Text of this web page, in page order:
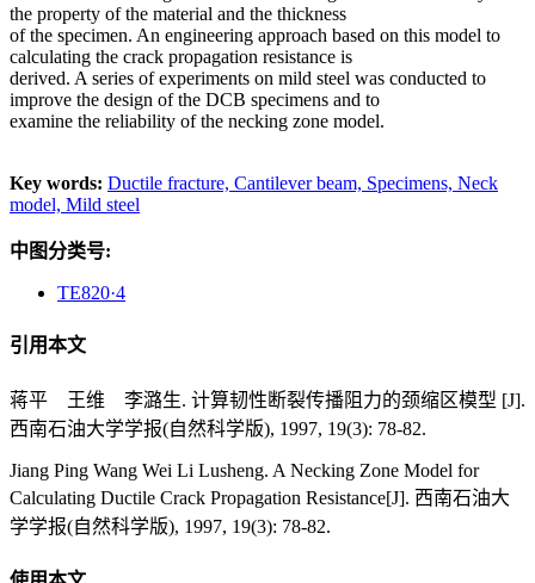
the property of the material and the thickness
of the specimen. An engineering approach based on this model to
calculating the crack propagation resistance is
derived. A series of experiments on mild steel was conducted to
improve the design of the DCB specimens and to
examine the reliability of the necking zone model.
Key words: Ductile fracture, Cantilever beam, Specimens, Neck
model, Mild steel
中图分类号:
TE820·4
引用本文
蒋平 王维 李潞生. 计算韧性断裂传播阻力的颈缩区模型 [J].
西南石油大学学报(自然科学版), 1997, 19(3): 78-82.
Jiang Ping Wang Wei Li Lusheng. A Necking Zone Model for
Calculating Ductile Crack Propagation Resistance[J]. 西南石油大
学学报(自然科学版), 1997, 19(3): 78-82.